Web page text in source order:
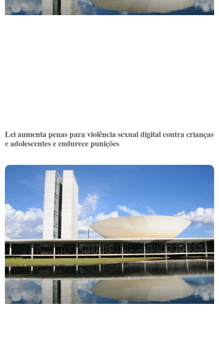
Lei aumenta penas para violência sexual digital contra crianças
e adolescentes e endurece punições